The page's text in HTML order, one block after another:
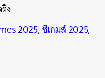
ง
2025,ซีเกมส์ 2025,